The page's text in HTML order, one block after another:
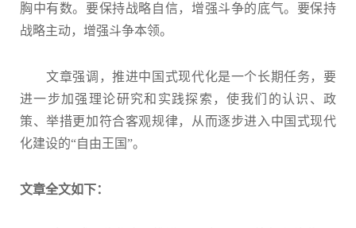
胸中有数。要保持战略自信，增强斗争的底气。要保持
战略主动，增强斗争本领。
文章强调，推进中国式现代化是一个长期任务，要
进一步加强理论研究和实践探索，使我们的认识、政
策、举措更加符合客观规律，从而逐步进入中国式现代
化建设的“自由王国”。
文章全文如下：